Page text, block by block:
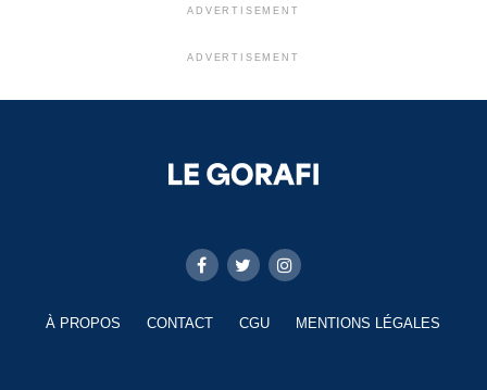
ADVERTISEMENT
ADVERTISEMENT
À PROPOS CONTACT CGU MENTIONS LÉGALES